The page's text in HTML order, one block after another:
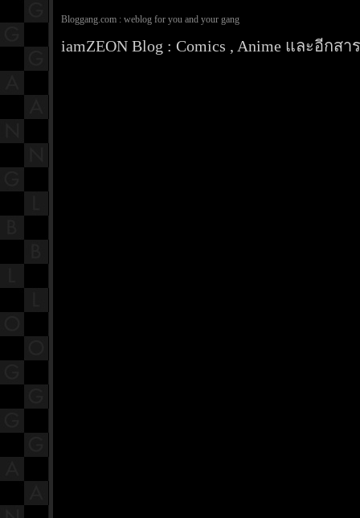
Bloggang.com : weblog for you and your gang
iamZEON Blog : Comics , Anime และอีกสา